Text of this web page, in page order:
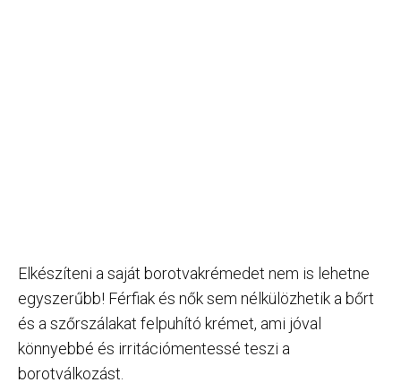
Elkészíteni a saját borotvakrémedet nem is lehetne
egyszerűbb! Férfiak és nők sem nélkülözhetik a bőrt
és a szőrszálakat felpuhító krémet, ami jóval
könnyebbé és irritációmentessé teszi a
borotválkozást.